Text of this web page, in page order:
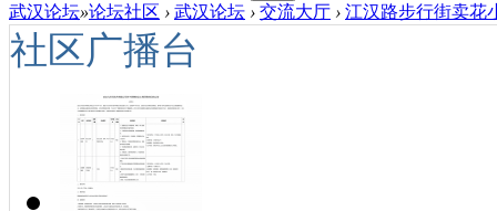
武汉论坛»论坛社区 › 武汉论坛 › 交流大厅 › 江汉路步行街卖花
社区广播台